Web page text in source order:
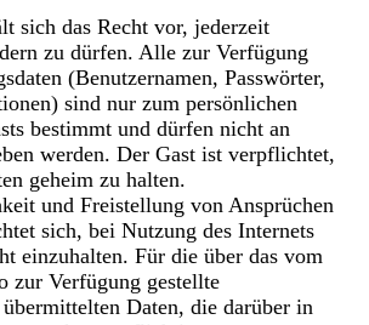
sich das Recht vor, jederzeit
zu dürfen. Alle zur Verfügung
(Benutzernamen, Passwörter,
sind nur zum persönlichen
bestimmt und dürfen nicht an
werden. Der Gast ist verpflichtet,
geheim zu halten.
und Freistellung von Ansprüchen
sich, bei Nutzung des Internets
einzuhalten. Für die über das vom
zur Verfügung gestellte
Daten, die darüber in